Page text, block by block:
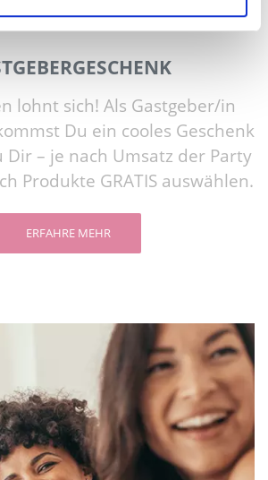
lohnt sich! Als Gastgeber/in
Du ein cooles Geschenk
– je nach Umsatz der Party
Produkte GRATIS auswählen.
ERFAHRE MEHR